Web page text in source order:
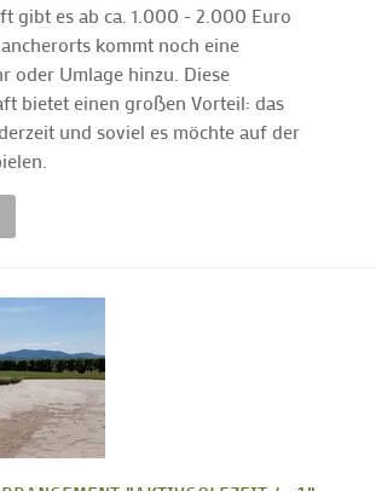
gibt es ab ca. 1.000 - 2.000 Euro
kommt noch eine
oder Umlage hinzu. Diese
bietet einen großen Vorteil: das
und soviel es möchte auf der